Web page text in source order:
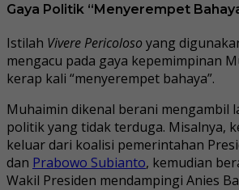
Gaya Politik “Menyerempet
Istilah Vivere Pericoloso yang
mengacu pada gaya kepemimpinan
kerap kali “menyerempet bahaya”.
Muhaimin dikenal berani mengambil
politik yang tidak terduga. Misalnya,
keluar dari koalisi pemerintahan
dan Prabowo Subianto, kemudian
Wakil Presiden mendampingi Anies